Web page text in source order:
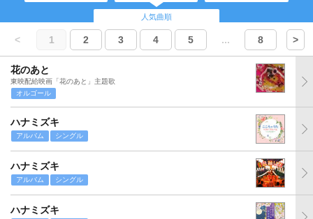
人気曲順
< 1 2 3 4 5 ... 8 >
花のあと
東映配給映画「花のあと」主題歌
オルゴール
ハナミズキ
アルバム シングル
ハナミズキ
アルバム シングル
ハナミズキ